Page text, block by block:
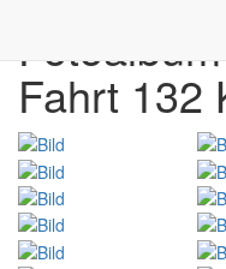
Fahrt 132